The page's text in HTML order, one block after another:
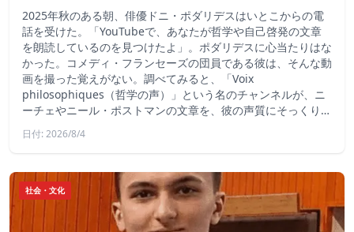
2025年秋のある朝、俳優ドニ・ポダリデスはいとこからの電
話を受けた。「YouTubeで、あなたが哲学や自己啓発の文章
を朗読しているのを見つけたよ」。ポダリデスに心当たりはな
かった。コメディ・フランセーズの団員である彼は、そんな動
画を撮った覚えがない。調べてみると、「Voix
philosophiques（哲学の声）」という名のチャンネルが、ニ
ーチェやニール・ポストマンの文章を、彼の声質にそっくり…
日付: 2026/8/4
社会・文化